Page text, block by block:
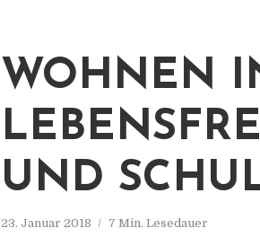
WOHNEN
UND
23. Januar 2018 7 Min. Lesedauer